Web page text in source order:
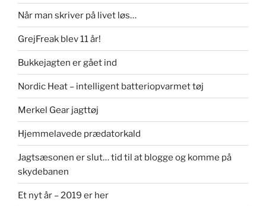
Når man skriver på livet løs…
GrejFreak blev 11 år!
Bukkejagten er gået ind
Nordic Heat – intelligent batteriopvarmet tøj
Merkel Gear jagttøj
Hjemmelavede prædatorkald
Jagtsæsonen er slut… tid til at blogge og komme på
skydebanen
Et nyt år – 2019 er her